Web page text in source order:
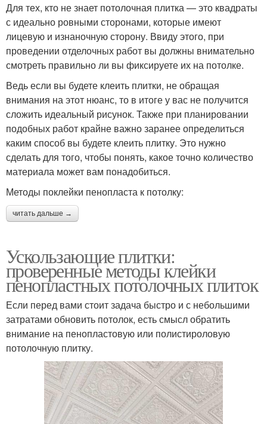
Для тех, кто не знает потолочная плитка — это квадраты
с идеально ровными сторонами, которые имеют
лицевую и изнаночную сторону. Ввиду этого, при
проведении отделочных работ вы должны внимательно
смотреть правильно ли вы фиксируете их на потолке.
Ведь если вы будете клеить плитки, не обращая
внимания на этот нюанс, то в итоге у вас не получится
сложить идеальный рисунок. Также при планировании
подобных работ крайне важно заранее определиться
каким способ вы будете клеить плитку. Это нужно
сделать для того, чтобы понять, какое точно количество
материала может вам понадобиться.
Методы поклейки пенопласта к потолку:
читать дальше →
Ускользающие плитки:
проверенные методы клейки
пенопластных потолочных плиток
Если перед вами стоит задача быстро и с небольшими
затратами обновить потолок, есть смысл обратить
внимание на пенопластовую или полистироловую
потолочную плитку.